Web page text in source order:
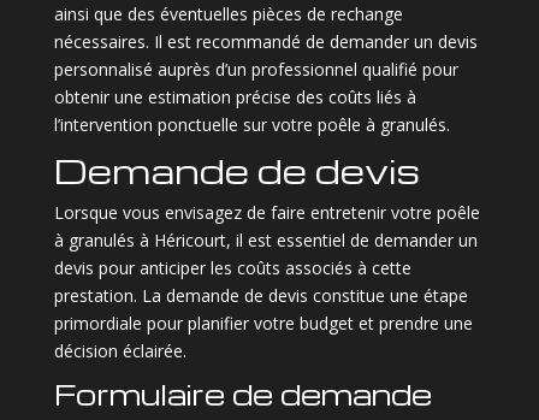
ainsi que des éventuelles pièces de rechange
nécessaires. Il est recommandé de demander un devis
personnalisé auprès d’un professionnel qualifié pour
obtenir une estimation précise des coûts liés à
l’intervention ponctuelle sur votre poêle à granulés.
Demande de devis
Lorsque vous envisagez de faire entretenir votre poêle
à granulés à Héricourt, il est essentiel de demander un
devis pour anticiper les coûts associés à cette
prestation. La demande de devis constitue une étape
primordiale pour planifier votre budget et prendre une
décision éclairée.
Formulaire de demande